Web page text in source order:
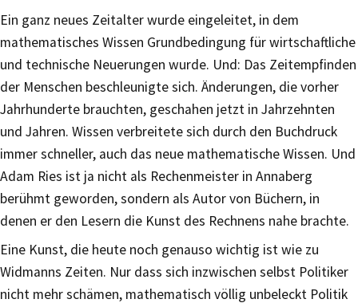
Ein ganz neues Zeitalter wurde eingeleitet, in dem
mathematisches Wissen Grundbedingung für wirtschaftliche
und technische Neuerungen wurde. Und: Das Zeitempfinden
der Menschen beschleunigte sich. Änderungen, die vorher
Jahrhunderte brauchten, geschahen jetzt in Jahrzehnten
und Jahren. Wissen verbreitete sich durch den Buchdruck
immer schneller, auch das neue mathematische Wissen. Und
Adam Ries ist ja nicht als Rechenmeister in Annaberg
berühmt geworden, sondern als Autor von Büchern, in
denen er den Lesern die Kunst des Rechnens nahe brachte.
Eine Kunst, die heute noch genauso wichtig ist wie zu
Widmanns Zeiten. Nur dass sich inzwischen selbst Politiker
nicht mehr schämen, mathematisch völlig unbeleckt Politik